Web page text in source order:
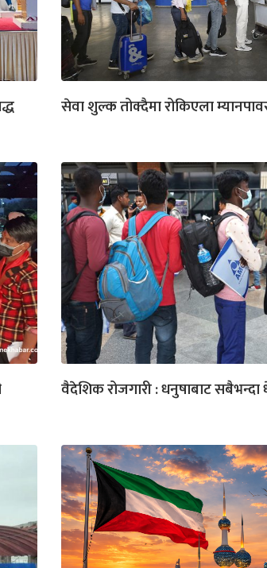
सेवा शुल्क तोक्दैमा रोकिएला
वैदेशिक रोजगारी : धनुषाबाट